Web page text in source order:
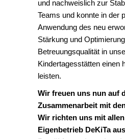
und nachweislich zur
Teams und konnte in der
Anwendung des neu
Stärkung und
Betreuungsqualität in
Kindertagesstätten einen
leisten.
Wir freuen uns nun auf
Zusammenarbeit mit
Wir richten uns mit
Eigenbetrieb DeKiTa